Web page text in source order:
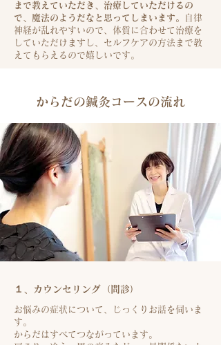
まで教えていただき、治療していただけるの
で、魔法のようだなと思ってしまいます。
自律
神経が乱れやすいので、体質に合わせて治療を
していただけますし、セルフケアの方法まで教
えてもらえるので嬉しいです。
からだの鍼灸コースの流れ
１、カウンセリング（問診）
お悩みの症状について、じっくりお話を伺いま
す。
からだはすべてつながっています。